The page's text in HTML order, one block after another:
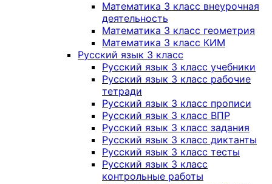
Математика 3 класс внеурочная
деятельность
Математика 3 класс геометрия
Математика 3 класс КИМ
Русский язык 3 класс
Русский язык 3 класс учебники
Русский язык 3 класс рабочие
тетради
Русский язык 3 класс прописи
Русский язык 3 класс ВПР
Русский язык 3 класс задания
Русский язык 3 класс диктанты
Русский язык 3 класс тесты
Русский язык 3 класс
контрольные работы